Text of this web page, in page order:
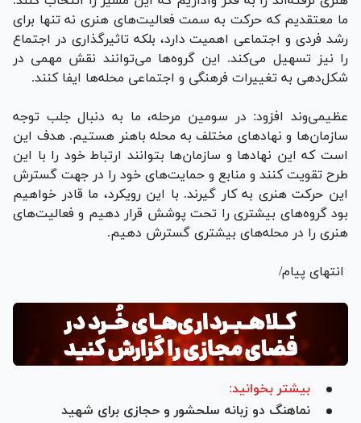
ما معتقدیم که حرکت به سمت فعالیت‌های هنری نه تنها برای
رشد فردی و اجتماعی اهمیت دارد، بلکه تاثیرگذاری در اجتماع
را نیز تسهیل می‌کند. این گروه‌ها می‌توانند نقش مهمی در
شکل‌دهی به تغییرات فرهنگی و اجتماعی محله‌ها ایفا کنند.
عظیمی‌وند افزود: در سومین مرحله، ما به دنبال جلب توجه
سازمان‌ها و نهاد‌های مختلف به محله باهنر هستیم. هدف این
است که این نهاد‌ها و سازمان‌ها بتوانند ارتباط خود را با این
طرح تقویت کنند و منابع و حمایت‌های خود را در جهت گسترش
این حرکت هنری به کار گیرند. با این رویکرد، ما قادر خواهیم
بود گروه‌های بیشتری را تحت پوشش قرار دهیم و فعالیت‌های
هنری را در محله‌های بیشتری گسترش دهیم.
انتهای پیام/
بیشتر بخوانید:
نماهنگ دو زبانه سلحشور و حجازی برای شهید